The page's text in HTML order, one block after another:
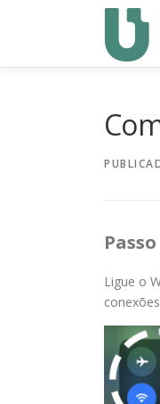
conteúdo
Passo
Ligue o